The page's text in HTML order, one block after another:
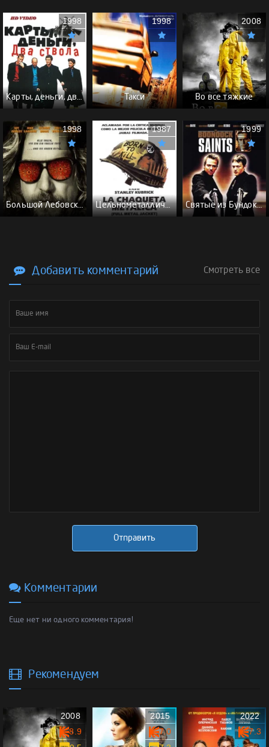
Карты, деньги, два ствола - (Перевод Гоблина)
1998
Такси
1998
Во все тяжкие
2008
Большой Лебовски - (Перевод Гоблина)
1998
Цельнометаллическая оболочка - (Перевод Гоблина)
1987
Святые из Бундока \ Святые из трущоб - (Перевод Гоблина)
1999
Добавить комментарий Смотреть все
Отправить
Комментарии
Еще нет ни одного комментария!
Рекомендуем
2008
8.9
2015
7.0
2022
7.3